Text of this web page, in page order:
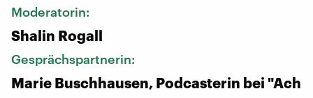
Moderatorin:
Shalin Rogall
Gesprächspartnerin:
Marie Buschhausen, Podcasterin bei "Ach